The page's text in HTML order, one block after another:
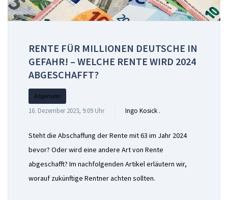
RENTE FÜR MILLIONEN DEUTSCHE IN
GEFAHR! – WELCHE RENTE WIRD 2024
ABGESCHAFFT?
Allgemein
16. Dezember 2023, 9:09 Uhr Ingo Kosick .
Steht die Abschaffung der Rente mit 63 im Jahr 2024
bevor? Oder wird eine andere Art von Rente
abgeschafft? Im nachfolgenden Artikel erläutern wir,
worauf zukünftige Rentner achten sollten.